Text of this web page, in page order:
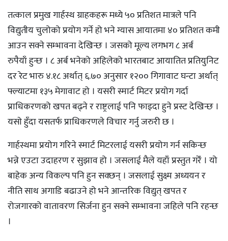
तत्काल प्रमुख गार्हस्थ ग्राहकहरू मध्ये ५० प्रतिशत मात्रले पनि
विद्युतीय चुलोको प्रयोग गर्ने हो भने ग्यास आयातमा ४० प्रतिशत कमी
आउन सक्ने सम्भावना देखिन्छ । जसको मूल्य लगभग ८ अर्ब
रुपैयाँ हुन्छ । ८ अर्ब भनेको अहिलेको भारतबाट आयातित प्रतियुनिट
दर रेट भारु ४.१८ अर्थात् ६.७० अनुसार १२०० गिगावाट घन्टा अर्थात्
फ्ल्याटमा १३५ मेगावाट हाे । यसरी स्मार्ट मिटर प्रयोग गर्दा
प्राधिकरणको खपत बढ्ने र राष्ट्रलाई पनि फाइदा हुने प्रस्ट देखिन्छ ।
यसाे हुँदा यसतर्फ प्राधिकरणले विचार गर्नु जरुरी छ ।
गार्हस्थमा प्रयोग गरिने स्मार्ट मिटरलाई यसरी प्रयोग गर्न सकिन्छ
भन्ने एउटा उदाहरण र सुझाव हो । जसलाई मैले यहाँ प्रस्तुत गरेँ । यो
बाहेक अन्य विकल्प पनि हुन सक्छन् । जसलाई सुक्ष्म अध्ययन र
नीति साथ अगाडि बढाउने हो भने आन्तरिक विद्युत् खपत र
रोजगारको वातावरण सिर्जना हुन सक्ने सम्भावना जहिले पनि रहन्छ
।